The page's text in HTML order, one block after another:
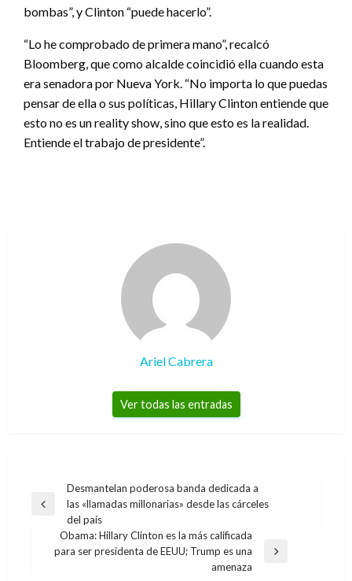
bombas”, y Clinton “puede hacerlo”.
“Lo he comprobado de primera mano”, recalcó
Bloomberg, que como alcalde coincidió ella cuando esta
era senadora por Nueva York. “No importa lo que puedas
pensar de ella o sus políticas, Hillary Clinton entiende que
esto no es un reality show, sino que esto es la realidad.
Entiende el trabajo de presidente”.
Ariel Cabrera
Ver todas las entradas
Navegación
de
entradas
Entrada
Desmantelan poderosa banda dedicada a
las «llamadas millonarias» desde las cárceles
del país
Entrada
Obama: Hillary Clinton es la más calificada
para ser presidenta de EEUU; Trump es una
amenaza